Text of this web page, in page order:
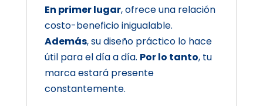
En primer lugar, ofrece una relación
costo-beneficio inigualable.
Además, su diseño práctico lo hace
útil para el día a día. Por lo tanto, tu
marca estará presente
constantemente.